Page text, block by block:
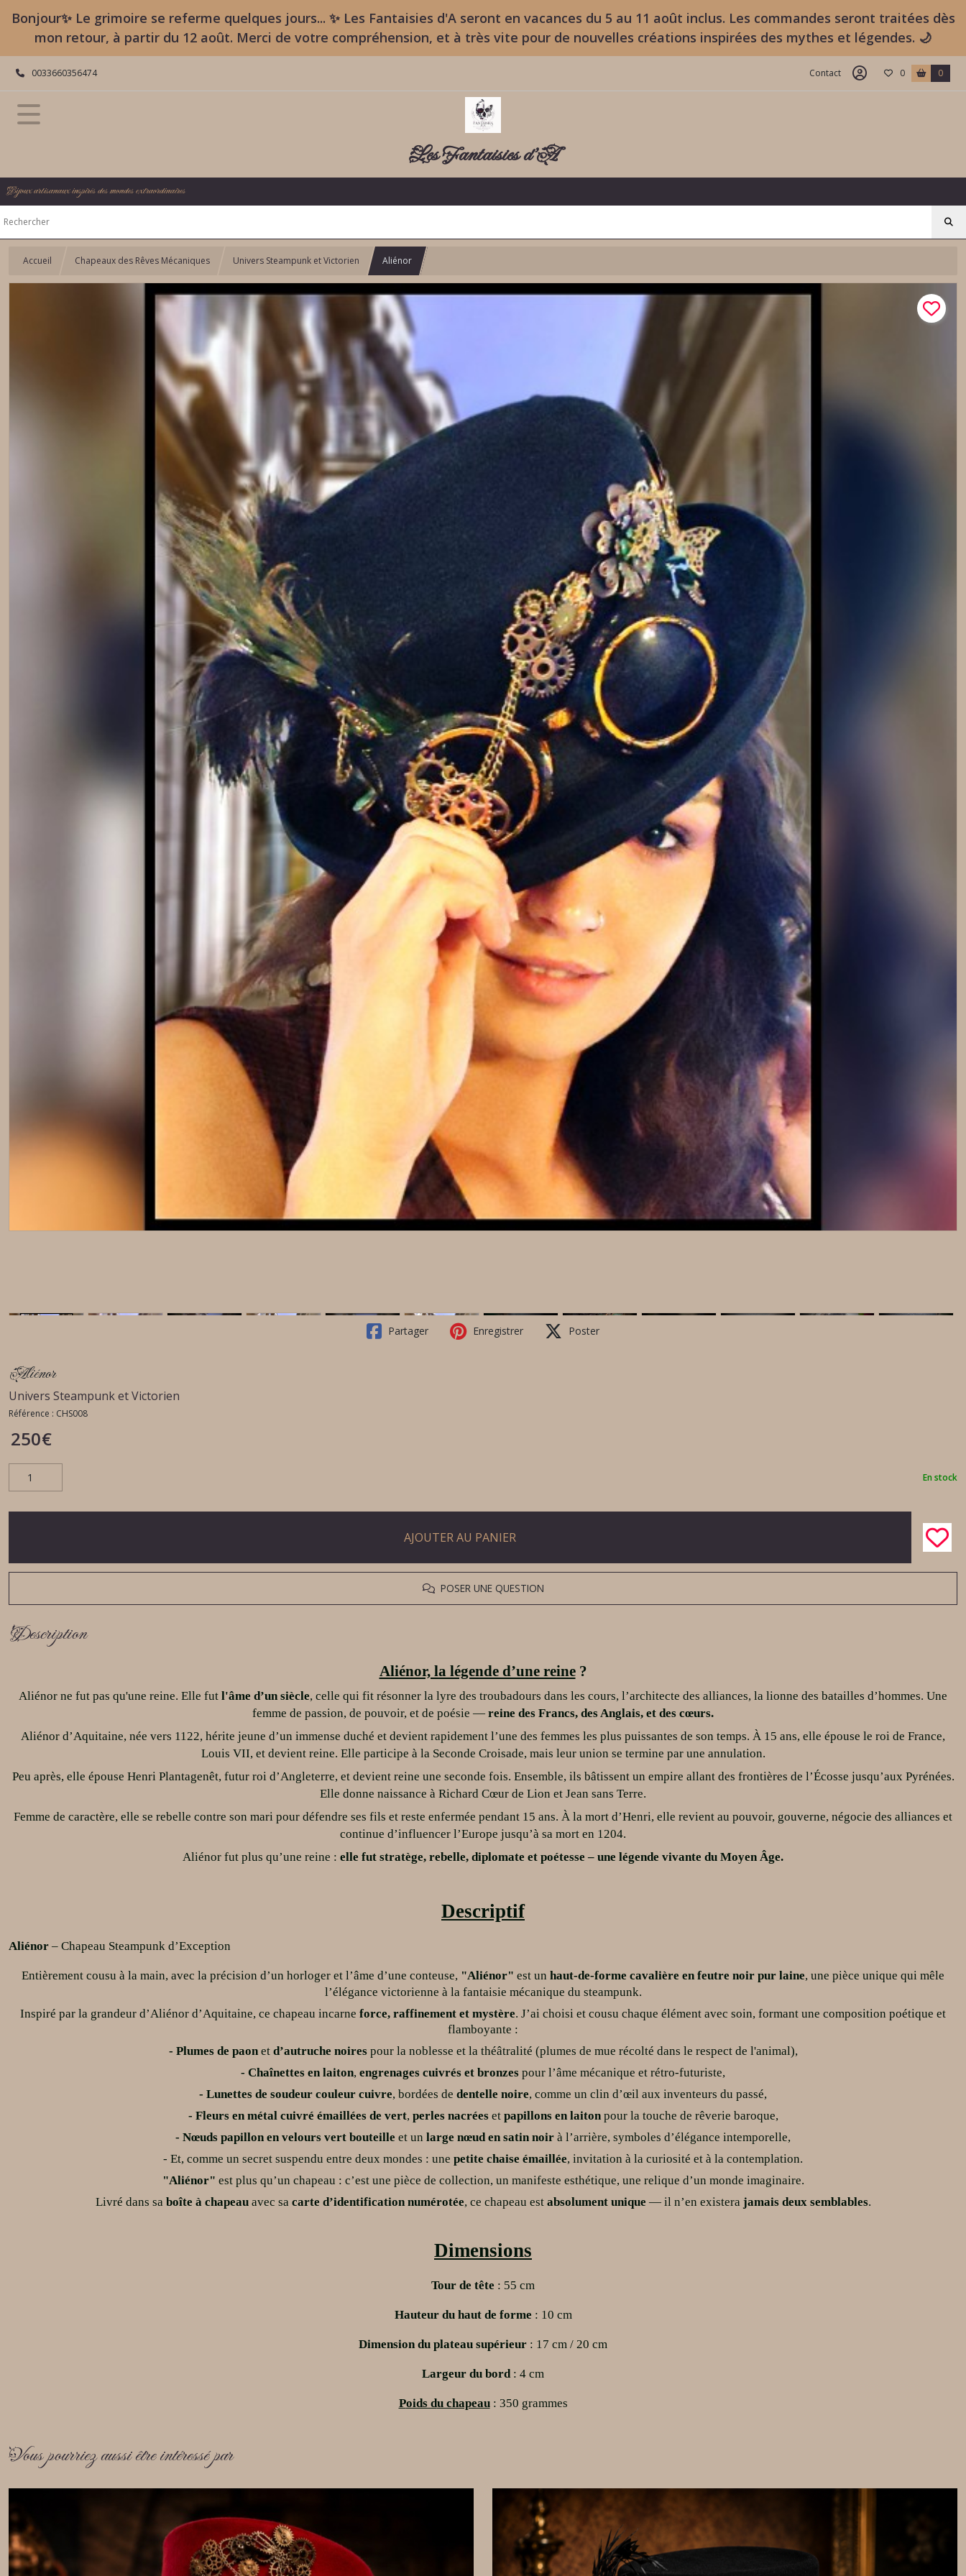
Bonjour✨ Le grimoire se referme quelques jours... ✨ Les Fantaisies d'A seront en vacances du 5 au 11 août inclus. Les commandes seront traitées dès
mon retour, à partir du 12 août. Merci de votre compréhension, et à très vite pour de nouvelles créations inspirées des mythes et légendes. 🌙
0033660356474 Contact 0 0
Les Fantaisies d'A
Bijoux artisanaux inspirés des mondes extraordinaires
Accueil Chapeaux des Rêves Mécaniques Univers Steampunk et Victorien Aliénor
Partager Enregistrer Poster
Aliénor
Univers Steampunk et Victorien
Référence : CHS008
250€
En stock
AJOUTER AU PANIER
POSER UNE QUESTION
Description
Aliénor, la légende d’une reine?
Aliénor ne fut pas qu'une reine. Elle fut l'âme d’un siècle, celle qui fit résonner la lyre des troubadours dans les cours, l’architecte des alliances, la lionne des batailles d’hommes. Une
femme de passion, de pouvoir, et de poésie — reine des Francs, des Anglais, et des cœurs.
Aliénor d’Aquitaine, née vers 1122, hérite jeune d’un immense duché et devient rapidement l’une des femmes les plus puissantes de son temps. À 15 ans, elle épouse le roi de France,
Louis VII, et devient reine. Elle participe à la Seconde Croisade, mais leur union se termine par une annulation.
Peu après, elle épouse Henri Plantagenêt, futur roi d’Angleterre, et devient reine une seconde fois. Ensemble, ils bâtissent un empire allant des frontières de l’Écosse jusqu’aux Pyrénées.
Elle donne naissance à Richard Cœur de Lion et Jean sans Terre.
Femme de caractère, elle se rebelle contre son mari pour défendre ses fils et reste enfermée pendant 15 ans. À la mort d’Henri, elle revient au pouvoir, gouverne, négocie des alliances et
continue d’influencer l’Europe jusqu’à sa mort en 1204.
Aliénor fut plus qu’une reine : elle fut stratège, rebelle, diplomate et poétesse – une légende vivante du Moyen Âge.
Descriptif
Aliénor – Chapeau Steampunk d’Exception
Entièrement cousu à la main, avec la précision d’un horloger et l’âme d’une conteuse, "Aliénor" est un haut-de-forme cavalière en feutre noir pur laine, une pièce unique qui mêle
l’élégance victorienne à la fantaisie mécanique du steampunk.
Inspiré par la grandeur d’Aliénor d’Aquitaine, ce chapeau incarne force, raffinement et mystère. J’ai choisi et cousu chaque élément avec soin, formant une composition poétique et
flamboyante :
- Plumes de paonet d’autruche noirespour la noblesse et la théâtralité (plumes de mue récolté dans le respect de l'animal),
- Chaînettes en laiton, engrenages cuivrés et bronzes pour l’âme mécanique et rétro-futuriste,
- Lunettes de soudeur couleur cuivre, bordées de dentelle noire, comme un clin d’œil aux inventeurs du passé,
- Fleurs en métal cuivré émaillées de vert, perles nacréeset papillons en laitonpour la touche de rêverie baroque,
- Nœuds papillon en velours vert bouteille et un large nœud en satin noir à l’arrière, symboles d’élégance intemporelle,
- Et, comme un secret suspendu entre deux mondes : une petite chaise émaillée, invitation à la curiosité et à la contemplation.
"Aliénor" est plus qu’un chapeau : c’est une pièce de collection, un manifeste esthétique, une relique d’un monde imaginaire.
Livré dans sa boîte à chapeauavec sa carte d’identification numérotée, ce chapeau est absolument unique — il n’en existera jamais deux semblables.
Dimensions
Tour de tête : 55 cm
Hauteur du haut de forme : 10 cm
Dimension du plateau supérieur : 17 cm / 20 cm
Largeur du bord: 4 cm
Poids du chapeau : 350 grammes
Vous pourriez aussi être intéressé par